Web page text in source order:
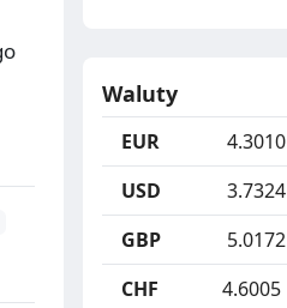
Waluty
EUR
4.3010
USD 3.7324
GBP 5.0172
CHF 4.6005